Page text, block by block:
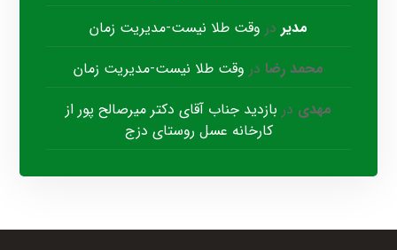
مدیر در وقت طلا نیست-مدیریت زمان
محمد رضا در وقت طلا نیست-مدیریت زمان
مهدی در بازدید جناب آقای دکتر میرصالح پور از
کارخانه عسل روستای دزج